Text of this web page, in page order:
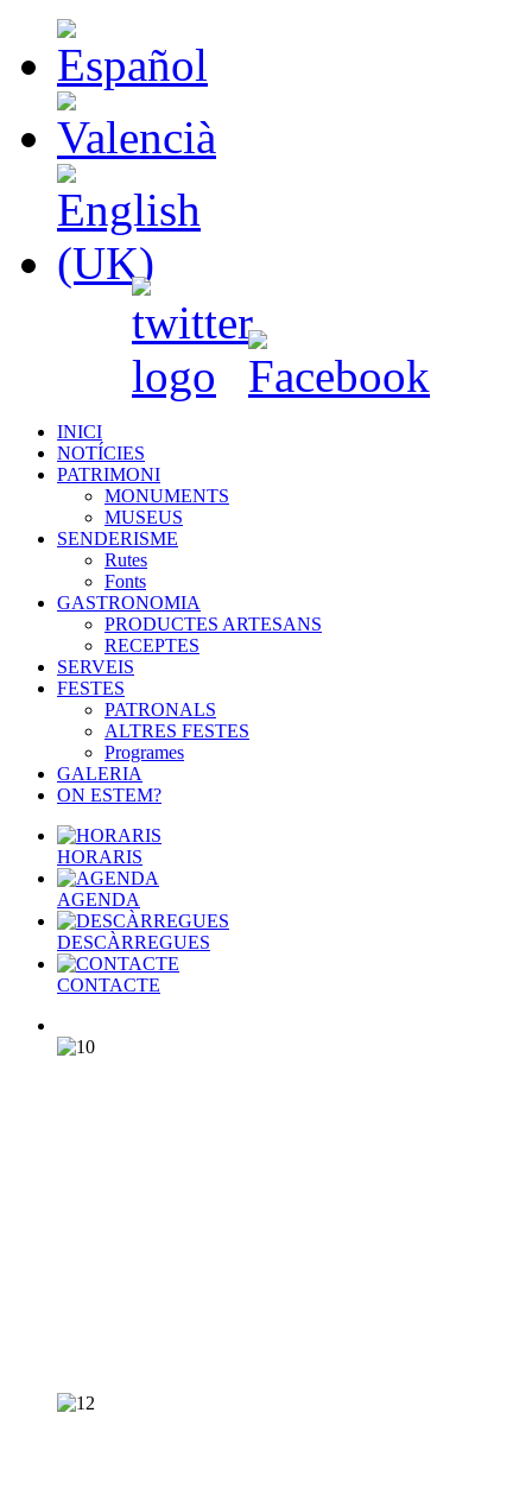
INICI
NOTÍCIES
PATRIMONI
MONUMENTS
MUSEUS
SENDERISME
Rutes
Fonts
GASTRONOMIA
PRODUCTES ARTESANS
RECEPTES
SERVEIS
FESTES
PATRONALS
ALTRES FESTES
Programes
GALERIA
ON ESTEM?
HORARIS
AGENDA
DESCÀRREGUES
CONTACTE